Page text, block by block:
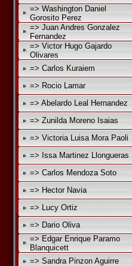
=> Washington Daniel
Gorosito Perez
=> Juan Andres Gonzalez
Fernandez
=> Victor Hugo Gajardo
Olivares
=> Carlos Kuraiem
=> Rocio Lamar
=> Abelardo Leal Hernandez
=> Zunilda Moreno Isaias
=> Victoria Luisa Mora Paoli
=> Issa Martinez Llongueras
=> Carlos Mendoza Soto
=> Hector Navia
=> Lucy Ortiz
=> Dario Oliva
=> Edgar Enrique Paramo
Blanquicett
=> Sandra Pinzon Aguirre